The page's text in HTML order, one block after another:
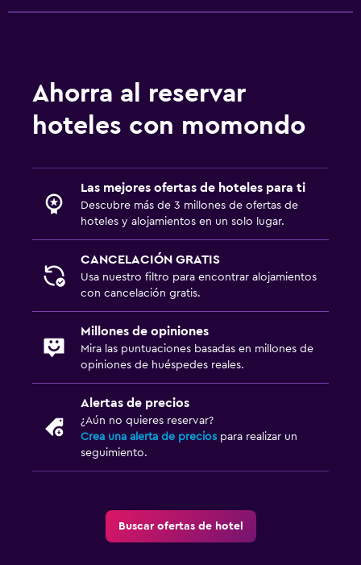
Ahorra al reservar
hoteles con momondo
Las mejores ofertas de hoteles para ti
Descubre más de 3 millones de ofertas de
hoteles y alojamientos en un solo lugar.
CANCELACIÓN GRATIS
Usa nuestro filtro para encontrar alojamientos
con cancelación gratis.
Millones de opiniones
Mira las puntuaciones basadas en millones de
opiniones de huéspedes reales.
Alertas de precios
¿Aún no quieres reservar?
Crea una alerta de precios para realizar un
seguimiento.
Buscar ofertas de hotel